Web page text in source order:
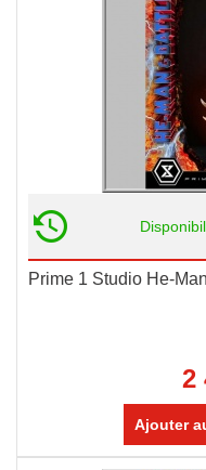
Prime 1 Studio He-
2
Ajouter